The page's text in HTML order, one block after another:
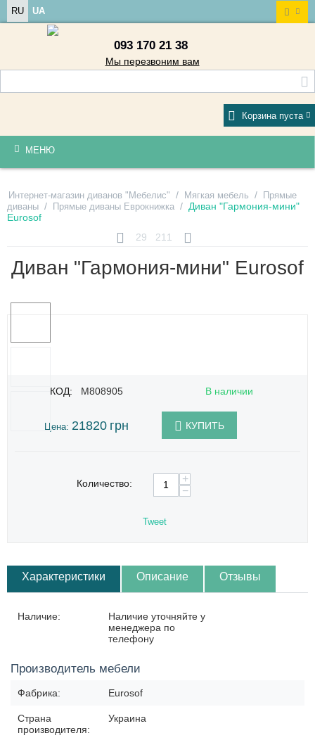
RU UA
093 170 21 38
Мы перезвоним вам
Корзина пуста
МЕНЮ
Интернет-магазин диванов "Мебелис" / Мягкая мебель / Прямые
диваны / Прямые диваны Еврокнижка / Диван "Гармония-мини"
Eurosof
29
211
Диван "Гармония-мини" Eurosof
КОД: M808905 В наличии
Цена: 21820 грн КУПИТЬ
Количество:
+
−
Tweet
Характеристики Описание Отзывы
Наличие:
Наличие уточняйте у
менеджера по
телефону
Производитель мебели
Фабрика: Еurosof
Страна
производителя:
Украина